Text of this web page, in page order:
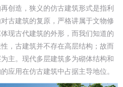
创造，狭义的仿古建筑形式是指利
古建筑的复原，严格讲属于文物修
现古代建筑的外形，而我们知道的
，古建筑并不存在高层结构；故而
主。现代多层建筑多为砌体结构和
应用在仿古建筑中占据主导地位。